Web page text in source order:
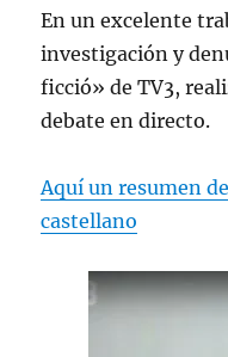
En un excelente
investigación y
ficció» de TV3,
debate en directo.
Aquí un resumen
castellano